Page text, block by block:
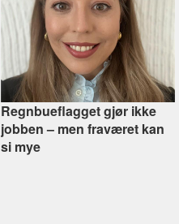
Regnbueflagget gjør ikke
jobben –⁠ men fraværet kan
si mye